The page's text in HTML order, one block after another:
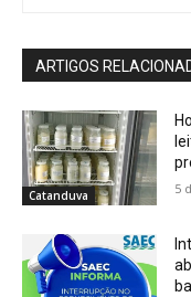
ARTIGOS
Catanduva 5